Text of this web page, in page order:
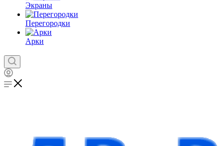
Экраны
Перегородки
Арки